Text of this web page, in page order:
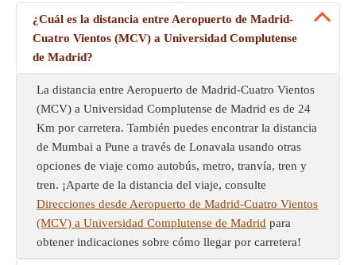
¿Cuál es la distancia entre Aeropuerto de Madrid-
Cuatro Vientos (MCV) a Universidad Complutense
de Madrid?
La distancia entre Aeropuerto de Madrid-Cuatro Vientos
(MCV) a Universidad Complutense de Madrid es de 24
Km por carretera. También puedes encontrar la distancia
de Mumbai a Pune a través de Lonavala usando otras
opciones de viaje como autobús, metro, tranvía, tren y
tren. ¡Aparte de la distancia del viaje, consulte
Direcciones desde Aeropuerto de Madrid-Cuatro Vientos
(MCV) a Universidad Complutense de Madrid para
obtener indicaciones sobre cómo llegar por carretera!